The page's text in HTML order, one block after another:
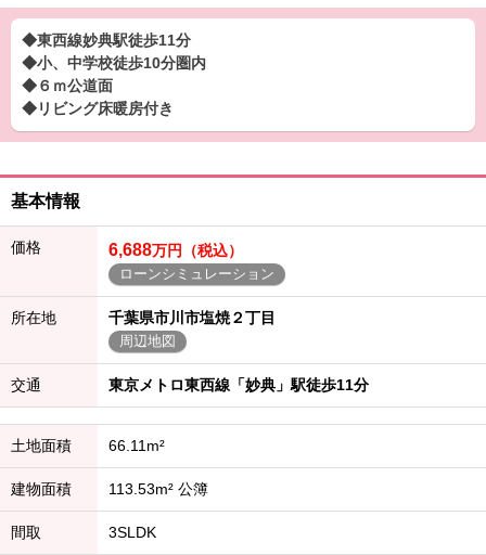
◆東西線妙典駅徒歩11分
◆小、中学校徒歩10分圏内
◆６ｍ公道面
◆リビング床暖房付き
基本情報
価格 6,688万円（税込）
ローンシミュレーション
所在地 千葉県市川市塩焼２丁目
周辺地図
交通 東京メトロ東西線「妙典」駅徒歩11分
土地面積 66.11m²
建物面積 113.53m² 公簿
間取 3SLDK